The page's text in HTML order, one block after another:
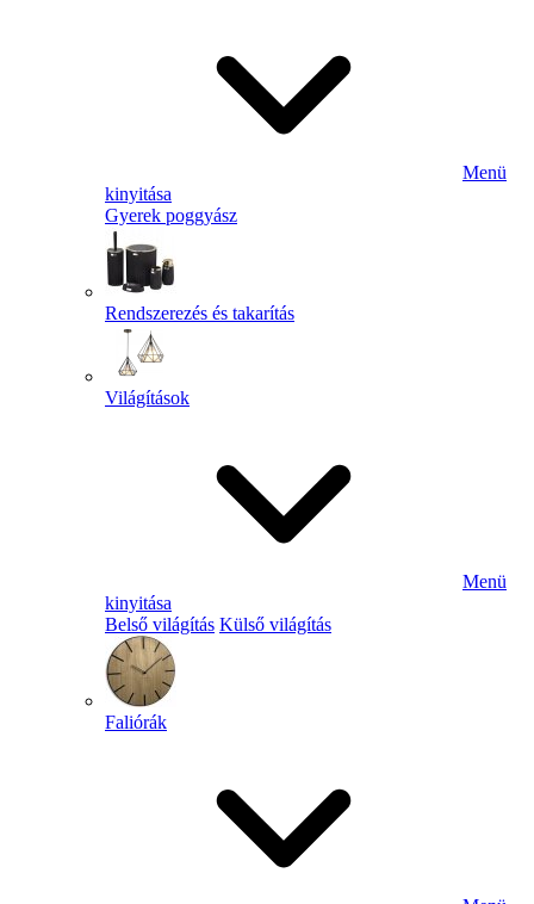
Menü
kinyitása
Gyerek poggyász
Rendszerezés és takarítás
Világítások
Menü
kinyitása
Belső világítás Külső világítás
Faliórák